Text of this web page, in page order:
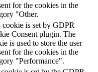
for the cookies in the
"Other.
cookie is set by GDPR
Consent plugin. The
is used to store the user
for the cookies in the
"Performance".